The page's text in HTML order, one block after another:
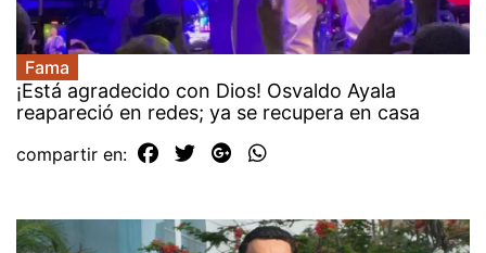
Fama
¡Está agradecido con Dios! Osvaldo Ayala
reapareció en redes; ya se recupera en casa
compartir en: